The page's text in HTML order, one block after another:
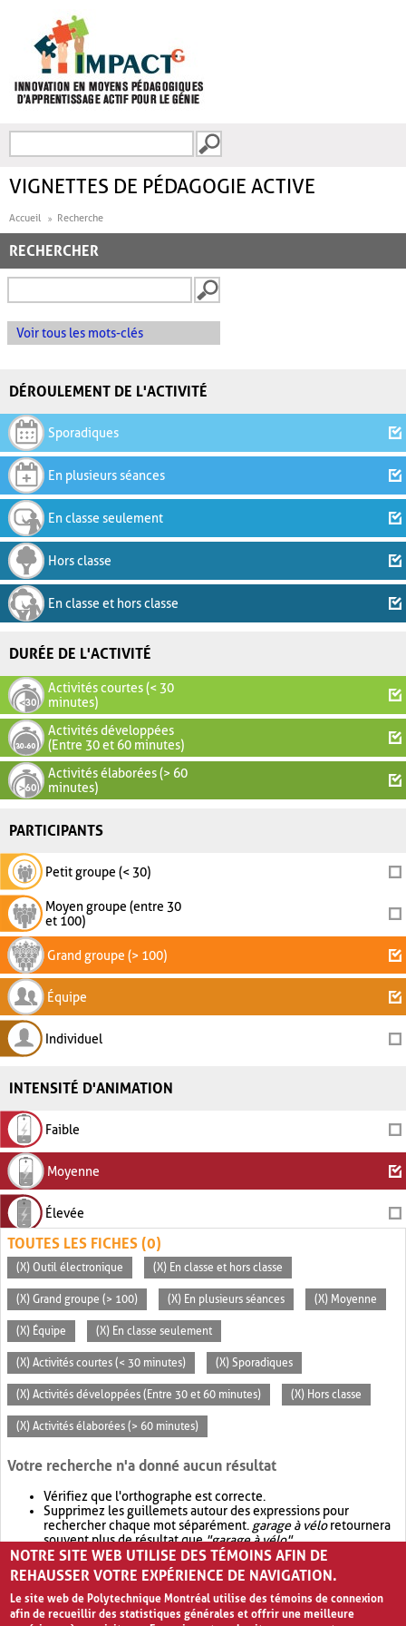
FORMULAIRE DE
VIGNETTES DE PÉDAGOGIE ACTIVE
Accueil Recherche
RECHERCHER
Voir tous les mots-clés
DÉROULEMENT DE L'ACTIVITÉ
Sporadiques
En plusieurs séances
En classe seulement
Hors classe
En classe et hors classe
DURÉE DE L'ACTIVITÉ
Activités courtes (< 30
minutes)
Activités développées
(Entre 30 et 60 minutes)
Activités élaborées (> 60
minutes)
PARTICIPANTS
Petit groupe (< 30)
Moyen groupe (entre 30
et 100)
Grand groupe (> 100)
Équipe
Individuel
INTENSITÉ D'ANIMATION
Faible
Moyenne
Élevée
TOUTES LES FICHES (0)
(X) Outil électronique (X) En classe et hors classe
(X) Grand groupe (> 100) (X) En plusieurs séances (X) Moyenne
(X) Équipe (X) En classe seulement
(X) Activités courtes (< 30 minutes) (X) Sporadiques
(X) Activités développées (Entre 30 et 60 minutes) (X) Hors classe
(X) Activités élaborées (> 60 minutes)
Votre recherche n'a donné aucun résultat
Vérifiez que l'orthographe est correcte.
Supprimez les guillemets autour des expressions pour
rechercher chaque mot séparément. garage à véloretournera
souvent plus de résultat que"garage à vélo".
Envisagez d'élargir votre recherche avec OR.garage OR vélo
retournera souvent plus de résultat quegarage à vélo
NOTRE SITE WEB UTILISE DES TÉMOINS AFIN DE
REHAUSSER VOTRE EXPÉRIENCE DE NAVIGATION.
Le site web de Polytechnique Montréal utilise des témoins de connexion
afin de recueillir des statistiques générales et offrir une meilleure